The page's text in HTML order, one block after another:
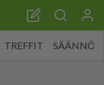
TREFFIT SÄÄNNÖT